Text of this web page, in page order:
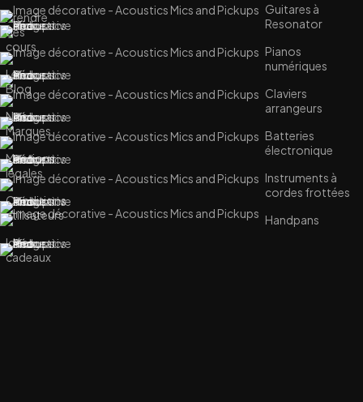
Prendre
des
cours
Le
Blog
Nos
Marques
Mentions
légales
Conditions
utilisateurs
Idées
cadeaux
Guitares à
Resonator
Pianos
numériques
Claviers
arrangeurs
Batteries
électronique
Instruments à
cordes frottées
Handpans